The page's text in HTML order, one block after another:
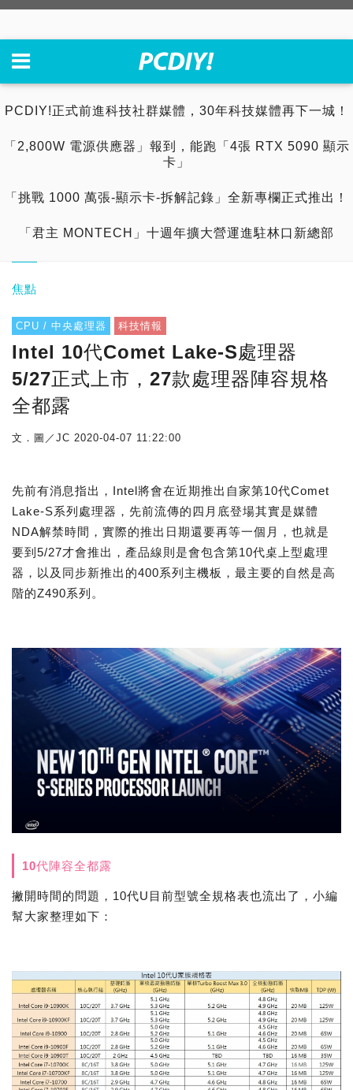
PCDIY!正式前進科技社群媒體，30年科技媒體再下一城！
「2,800W 電源供應器」報到，能跑「4張 RTX 5090 顯示
卡」
「挑戰 1000 萬張-顯示卡-拆解記錄」全新專欄正式推出！
「君主 MONTECH」十週年擴大營運進駐林口新總部
焦點
CPU / 中央處理器 科技情報
Intel 10代Comet Lake-S處理器
5/27正式上市，27款處理器陣容規格
全都露
文．圖／JC 2020-04-07 11:22:00
先前有消息指出，Intel將會在近期推出自家第10代Comet
Lake-S系列處理器，先前流傳的四月底登場其實是媒體
NDA解禁時間，實際的推出日期還要再等一個月，也就是
要到5/27才會推出，產品線則是會包含第10代桌上型處理
器，以及同步新推出的400系列主機板，最主要的自然是高
階的Z490系列。
10代陣容全都露
撇開時間的問題，10代U目前型號全規格表也流出了，小編
幫大家整理如下：